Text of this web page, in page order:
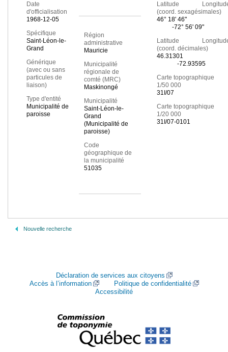
Date
d'officialisation
1968-12-05
Spécifique
Saint-Léon-le-
Grand
Générique
(avec ou sans
particules de
liaison)
Type d'entité
Municipalité de
paroisse
Région
administrative
Mauricie
Municipalité
régionale de
comté (MRC)
Maskinongé
Municipalité
Saint-Léon-le-
Grand
(Municipalité de
paroisse)
Code
géographique de
la municipalité
51035
Latitude
(coord. sexagésimales)
46° 18' 46"
-72° 56' 09"
Latitude
(coord. décimales)
46.31301
-72.93595
Carte topographique
1/50 000
31I/07
Carte topographique
1/20 000
31I/07-0101
Nouvelle recherche
Déclaration de services aux citoyens
Accès à l’information
Politique de confidentialité
Accessibilité